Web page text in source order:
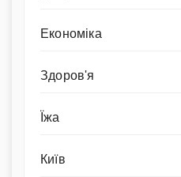
Економіка
Здоров'я
Їжа
Київ